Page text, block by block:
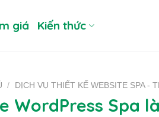
giá Kiến thức
/ DỊCH VỤ THIẾT KẾ WEBSITE SPA -
WordPress Spa